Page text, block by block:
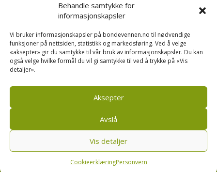
Behandle samtykke for
informasjonskapsler
Vi bruker informasjonskapsler på bondevennen.no til nødvendige
funksjoner på nettsiden, statistikk og markedsføring. Ved å velge
«aksepter» gir du samtykke til vår bruk av informasjonskapsler. Du kan
også velge hvilke formål du vil gi samtykke til ved å trykke på «Vis
detaljer».
Aksepter
Avslå
Vis detaljer
CookieerklæringPersonvern
Kusignal
Bondevennen SA, Pb 208, sentrum, 4001 Stavanger
Personvern og cookies regler